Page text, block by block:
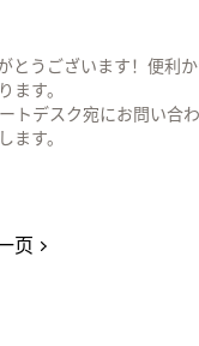
とうございます！便利
ます。
トデスク宛にお問い合
す。
页